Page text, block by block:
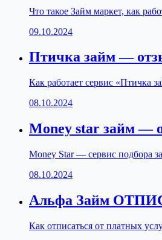
Что такое Займ маркет, как
09.10.2024
Птичка займ —
Как работает сервис «Птичка
08.10.2024
Money star займ —
Money Star — сервис подбора
08.10.2024
Альфа Займ
Как отписаться от платных